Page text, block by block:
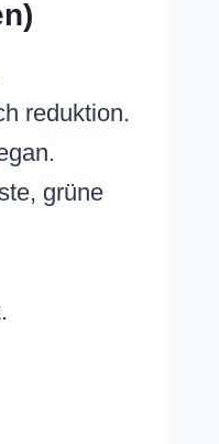
reduktion.
grüne